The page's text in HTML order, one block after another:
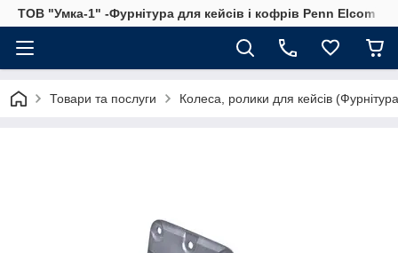
ТОВ "Умка-1" -Фурнітура для кейсів і кофрів Penn Elcom
Товари та послуги Колеса, ролики для кейсів